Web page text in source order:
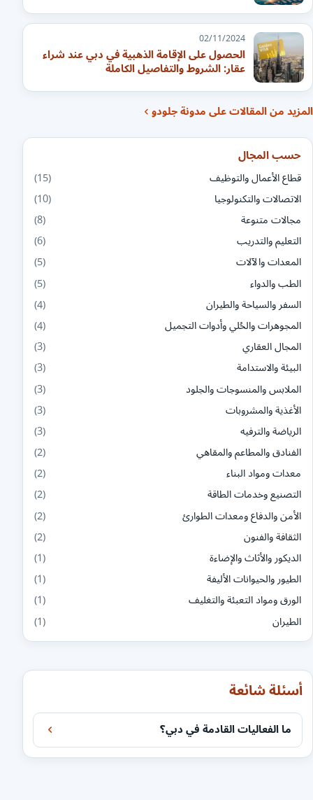
02/11/2024
الحصول على الإقامة الذهبية في دبي عند شراء
عقار: الشروط والتفاصيل الكاملة
المزيد من المقالات على مدونة جلودو
حسب المجال
قطاع الأعمال والتوظيف
(15)
الاتصالات والتكنولوجيا
(10)
مجالات متنوعة
(8)
التعليم والتدريب
(6)
المعدات والآلات
(5)
الطب والدواء
(5)
السفر والسياحة والطيران
(4)
المجوهرات والحُلي وأدوات التجميل
(4)
المجال العقاري
(3)
البيئة والاستدامة
(3)
الملابس والمنسوجات والجلود
(3)
الأغذية والمشروبات
(3)
الرياضة والترفيه
(3)
الفنادق والمطاعم والمقاهي
(2)
معدات ومواد البناء
(2)
التصنيع وخدمات الطاقة
(2)
الأمن والدفاع ومعدات الطوارئ
(2)
الثقافة والفنون
(2)
الديكور والأثاث والإضاءة
(1)
الطيور والحيوانات الأليفة
(1)
الورق ومواد التعبئة والتغليف
(1)
الطيران
(1)
أسئلة شائعة
ما الفعاليات القادمة في دبي؟